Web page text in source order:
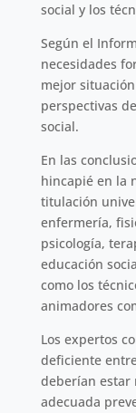
social y los
Según el
necesidades
mejor
perspectivas
social.
En las
hincapié en la
titulación
enfermería,
psicología,
educación
como los
animadores
Los expertos
deficiente
deberían estar
adecuada